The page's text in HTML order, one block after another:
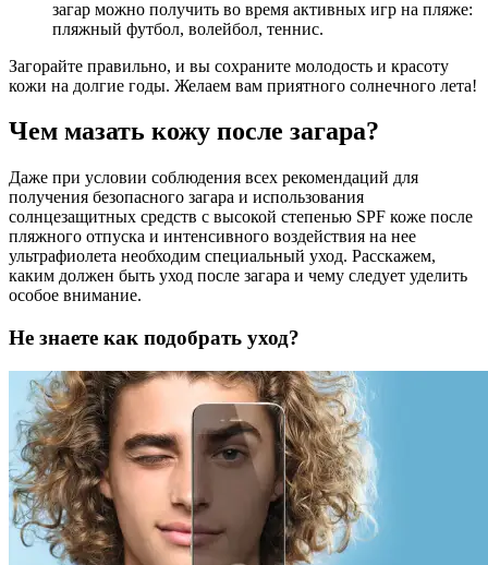
загар можно получить во время активных игр на пляже:
пляжный футбол, волейбол, теннис.
Загорайте правильно, и вы сохраните молодость и красоту
кожи на долгие годы. Желаем вам приятного солнечного лета!
Чем мазать кожу после загара?
Даже при условии соблюдения всех рекомендаций для
получения безопасного загара и использования
солнцезащитных средств с высокой степенью SPF коже после
пляжного отпуска и интенсивного воздействия на нее
ультрафиолета необходим специальный уход. Расскажем,
каким должен быть уход после загара и чему следует уделить
особое внимание.
Не знаете как подобрать уход?